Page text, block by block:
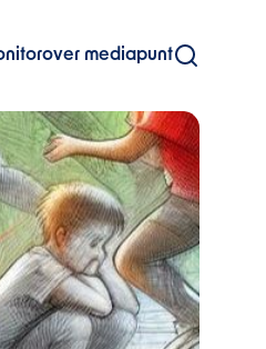
over mediapunt